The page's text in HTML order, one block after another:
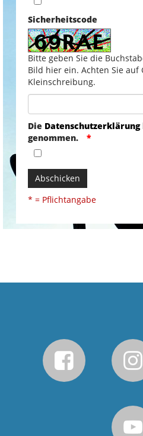
Sicherheitscode
Bitte geben Sie die
Bild hier ein. Achten Sie auf
Kleinschreibung.
Die Datenschutzerklärung
genommen.
Abschicken
* = Pflichtangabe